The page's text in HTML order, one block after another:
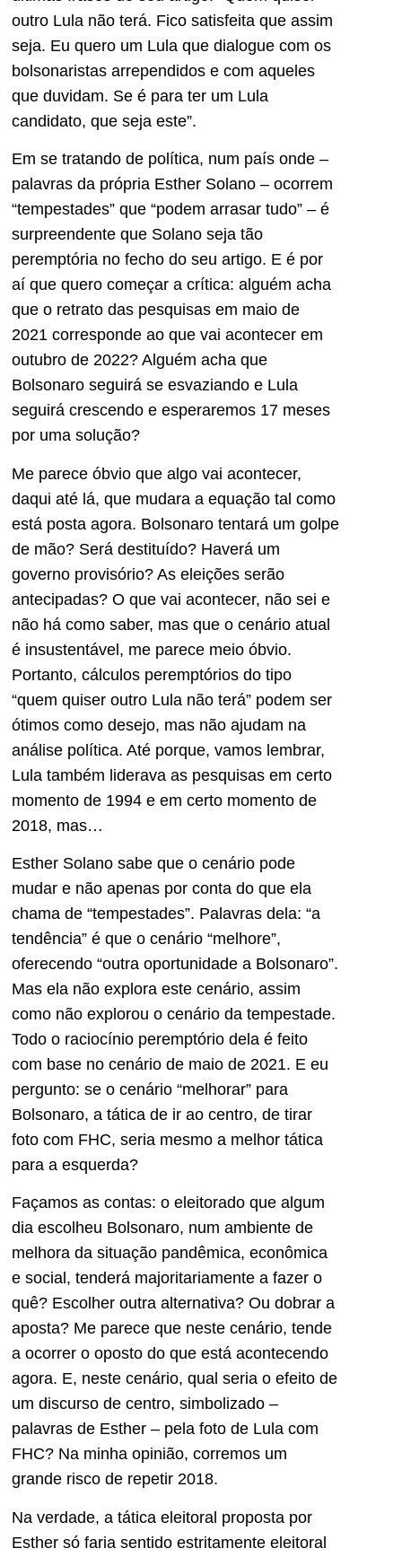
outro Lula não terá. Fico satisfeita que assim
seja. Eu quero um Lula que dialogue com os
bolsonaristas arrependidos e com aqueles
que duvidam. Se é para ter um Lula
candidato, que seja este”.
Em se tratando de política, num país onde –
palavras da própria Esther Solano – ocorrem
“tempestades” que “podem arrasar tudo” – é
surpreendente que Solano seja tão
peremptória no fecho do seu artigo. E é por
aí que quero começar a crítica: alguém acha
que o retrato das pesquisas em maio de
2021 corresponde ao que vai acontecer em
outubro de 2022? Alguém acha que
Bolsonaro seguirá se esvaziando e Lula
seguirá crescendo e esperaremos 17 meses
por uma solução?
Me parece óbvio que algo vai acontecer,
daqui até lá, que mudara a equação tal como
está posta agora. Bolsonaro tentará um golpe
de mão? Será destituído? Haverá um
governo provisório? As eleições serão
antecipadas? O que vai acontecer, não sei e
não há como saber, mas que o cenário atual
é insustentável, me parece meio óbvio.
Portanto, cálculos peremptórios do tipo
“quem quiser outro Lula não terá” podem ser
ótimos como desejo, mas não ajudam na
análise política. Até porque, vamos lembrar,
Lula também liderava as pesquisas em certo
momento de 1994 e em certo momento de
2018, mas…
Esther Solano sabe que o cenário pode
mudar e não apenas por conta do que ela
chama de “tempestades”. Palavras dela: “a
tendência” é que o cenário “melhore”,
oferecendo “outra oportunidade a Bolsonaro”.
Mas ela não explora este cenário, assim
como não explorou o cenário da tempestade.
Todo o raciocínio peremptório dela é feito
com base no cenário de maio de 2021. E eu
pergunto: se o cenário “melhorar” para
Bolsonaro, a tática de ir ao centro, de tirar
foto com FHC, seria mesmo a melhor tática
para a esquerda?
Façamos as contas: o eleitorado que algum
dia escolheu Bolsonaro, num ambiente de
melhora da situação pandêmica, econômica
e social, tenderá majoritariamente a fazer o
quê? Escolher outra alternativa? Ou dobrar a
aposta? Me parece que neste cenário, tende
a ocorrer o oposto do que está acontecendo
agora. E, neste cenário, qual seria o efeito de
um discurso de centro, simbolizado –
palavras de Esther – pela foto de Lula com
FHC? Na minha opinião, corremos um
grande risco de repetir 2018.
Na verdade, a tática eleitoral proposta por
Esther só faria sentido estritamente eleitoral